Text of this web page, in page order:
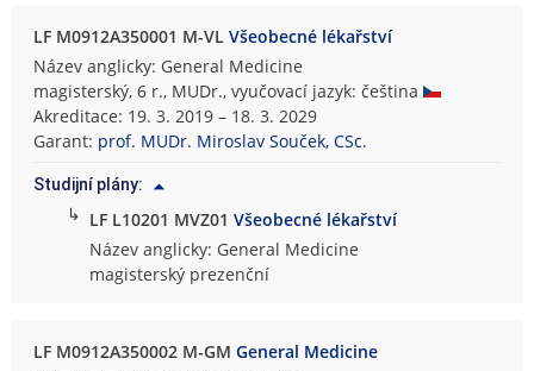
LF M0912A350001 M-VLVšeobecné lékařství
Název anglicky: General Medicine
magisterský, 6 r., MUDr., vyučovací jazyk: čeština
Akreditace: 19. 3. 2019 – 18. 3. 2029
Garant: prof. MUDr. Miroslav Souček, CSc.
Studijní plány:
↳ LF L10201 MVZ01Všeobecné lékařství
Název anglicky: General Medicine
magisterský prezenční
LF M0912A350002 M-GMGeneral Medicine